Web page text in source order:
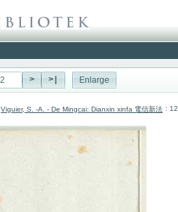
> >| Enlarge
Viguier, S. -A. - De Mingcai: Dianxin xinfa 電信新法 : 12